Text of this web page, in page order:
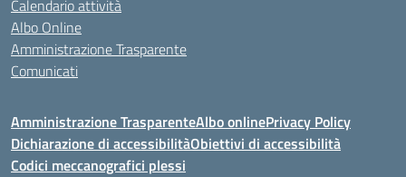
Calendario attività
Albo Online
Amministrazione Trasparente
Comunicati
Amministrazione TrasparenteAlbo onlinePrivacy Policy
Dichiarazione di accessibilitàObiettivi di accessibilità
Codici meccanografici plessi